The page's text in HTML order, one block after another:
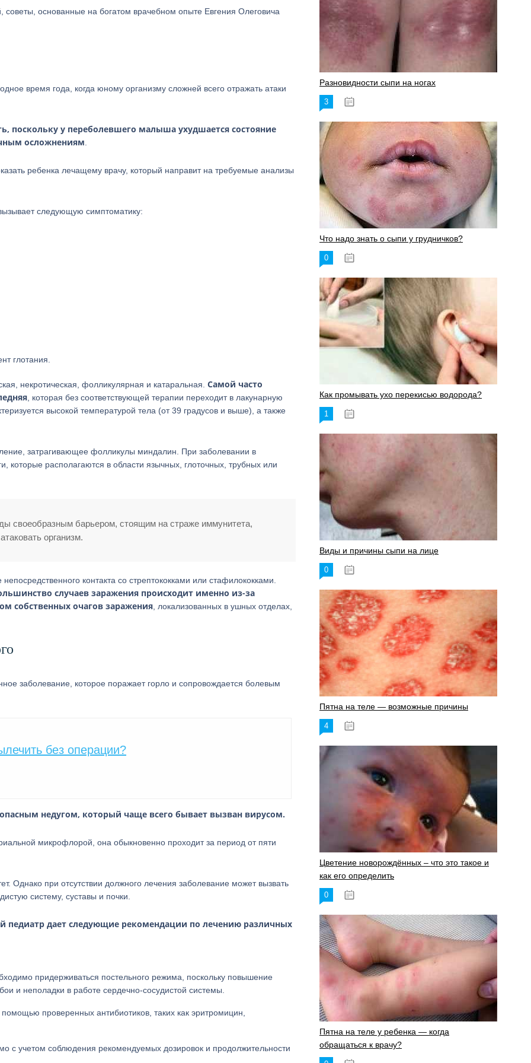
основанные на богатом врачебном опыте Евгения Олеговича
время года, когда юному организму сложней всего отражать атаки
поскольку у переболевшего малыша ухудшается состояние
осложнениям
ребенка лечащему врачу, который направит на требуемые анализы
следующую симптоматику:
глотания.
некротическая, фолликулярная и катаральная. Самой часто
, которая без соответствующей терапии переходит в лакунарную
высокой температурой тела (от 39 градусов и выше), а также
затрагивающее фолликулы миндалин. При заболевании в
которые располагаются в области язычных, глоточных, трубных или
своеобразным барьером, стоящим на страже иммунитета,
организм.
контакта со стрептококками или стафилококками.
случаев заражения происходит именно из-за
собственных очагов заражения , локализованных в ушных отделах,
заболевание, которое поражает горло и сопровождается болевым
без операции?
недугом, который чаще всего бывает вызван вирусом.
микрофлорой, она обыкновенно проходит за период от пяти
Однако при отсутствии должного лечения заболевание может вызвать
систему, суставы и почки.
педиатр дает следующие рекомендации по лечению различных
придерживаться постельного режима, поскольку повышение
и неполадки в работе сердечно-сосудистой системы.
проверенных антибиотиков, таких как эритромицин,
с учетом соблюдения рекомендуемых дозировок и продолжительности
Разновидности сыпи на ногах
3
Что надо знать о сыпи у грудничков?
0
Как промывать ухо перекисью водорода?
1
Виды и причины сыпи на лице
0
Пятна на теле — возможные причины
4
Цветение новорождённых – что это такое и
как его определить
0
Пятна на теле у ребенка — когда
обращаться к врачу?